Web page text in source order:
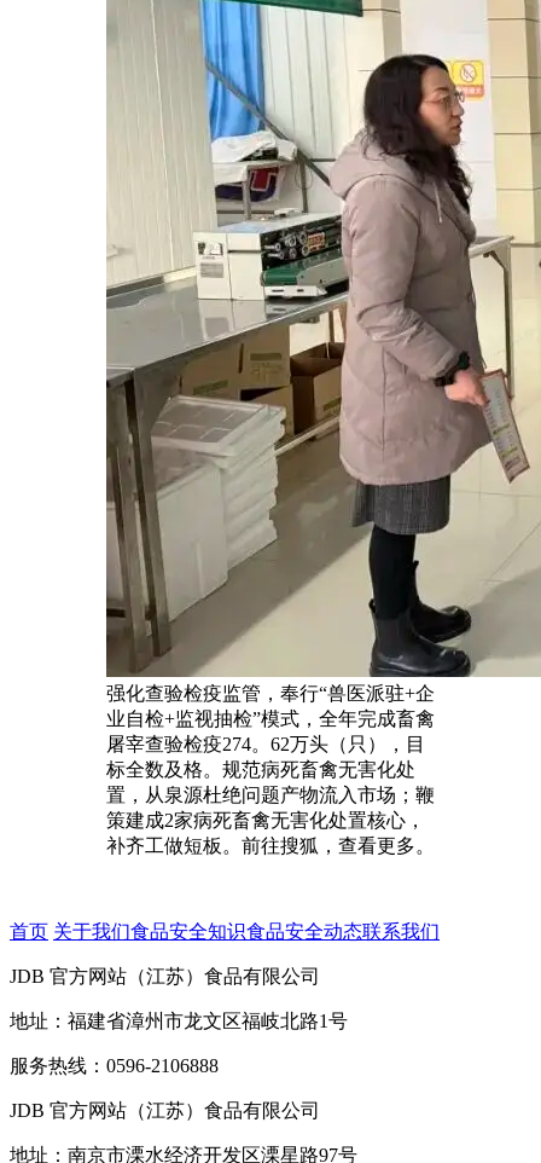
强化查验检疫监管，奉行“兽医派驻+企
业自检+监视抽检”模式，全年完成畜禽
屠宰查验检疫274。62万头（只），目
标全数及格。规范病死畜禽无害化处
置，从泉源杜绝问题产物流入市场；鞭
策建成2家病死畜禽无害化处置核心，
补齐工做短板。前往搜狐，查看更多。
首页 关于我们食品安全知识食品安全动态联系我们
JDB 官方网站（江苏）食品有限公司
地址：福建省漳州市龙文区福岐北路1号
服务热线：0596-2106888
JDB 官方网站（江苏）食品有限公司
地址：南京市溧水经济开发区溧星路97号